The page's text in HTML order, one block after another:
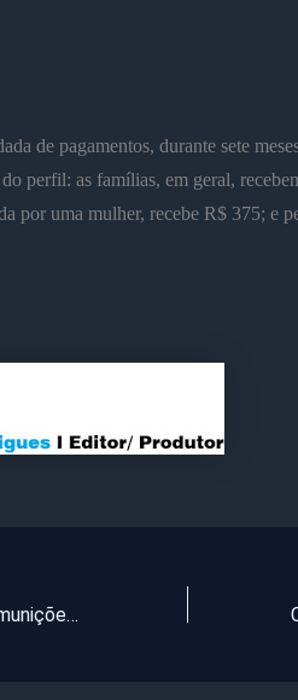
de pagamentos, durante sete
perfil: as famílias, em geral,
por uma mulher, recebe R$ 375; e
Polícia apreende armas, munições, drogas e cinco pessoas foram detidas no Ceará